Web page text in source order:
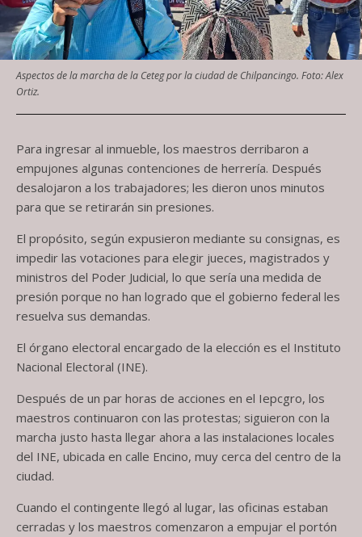
Aspectos de la marcha de la Ceteg por la ciudad de Chilpancingo. Foto: Alex
Ortiz.
Para ingresar al inmueble, los maestros derribaron a
empujones algunas contenciones de herrería. Después
desalojaron a los trabajadores; les dieron unos minutos
para que se retirarán sin presiones.
El propósito, según expusieron mediante su consignas, es
impedir las votaciones para elegir jueces, magistrados y
ministros del Poder Judicial, lo que sería una medida de
presión porque no han logrado que el gobierno federal les
resuelva sus demandas.
El órgano electoral encargado de la elección es el Instituto
Nacional Electoral (INE).
Después de un par horas de acciones en el Iepcgro, los
maestros continuaron con las protestas; siguieron con la
marcha justo hasta llegar ahora a las instalaciones locales
del INE, ubicada en calle Encino, muy cerca del centro de la
ciudad.
Cuando el contingente llegó al lugar, las oficinas estaban
cerradas y los maestros comenzaron a empujar el portón